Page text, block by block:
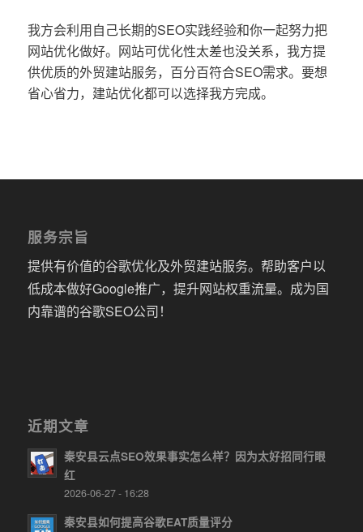
我方会利用自己长期的SEO实践经验和你一起努力把
网站优化做好。网站可优化性太差也没关系，我方提
供优质的外贸建站服务，百分百符合SEO需求。要想
省心省力，建站优化都可以选择我方完成。
服务宗旨
提供有价值的谷歌优化及外贸建站服务。帮助客户以
低成本做好Google推广，提升网站权重流量。成为国
内靠谱的谷歌SEO公司！
近期文章
秦安县云点SEO效果事实怎么样？因为太好招同行眼
红
2026-06-27 - 16:28
秦安县如何提高谷歌EAT质量评分